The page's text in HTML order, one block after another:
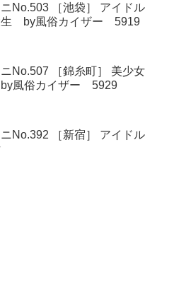
No.503 ［池袋］ アイドル
生 by風俗カイザー 5919
No.507 ［錦糸町］ 美少女
風俗カイザー 5929
No.392 ［新宿］ アイドル